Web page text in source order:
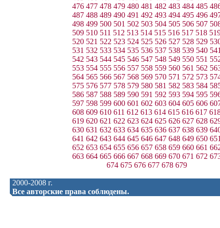
476 477 478 479 480 481 482 483 484 485
487 488 489 490 491 492 493 494 495 496
498 499 500 501 502 503 504 505 506 507
509 510 511 512 513 514 515 516 517 518
520 521 522 523 524 525 526 527 528 529
531 532 533 534 535 536 537 538 539 540
542 543 544 545 546 547 548 549 550 551
553 554 555 556 557 558 559 560 561 562
564 565 566 567 568 569 570 571 572 573
575 576 577 578 579 580 581 582 583 584
586 587 588 589 590 591 592 593 594 595
597 598 599 600 601 602 603 604 605 606
608 609 610 611 612 613 614 615 616 617
619 620 621 622 623 624 625 626 627 628
630 631 632 633 634 635 636 637 638 639
641 642 643 644 645 646 647 648 649 650
652 653 654 655 656 657 658 659 660 661
663 664 665 666 667 668 669 670 671 672
674 675 676 677 678 679
2000-2008 г.
Все авторские права соблюдены.